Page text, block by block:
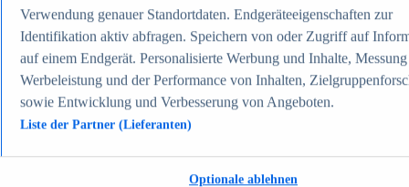
Themen
Weitere Themen
Elektromobilität in Deutschland - Daten & Fakten
Straßenverkehrsunfälle in Deutschland - Daten &
Fakten
Top Report
Verwendung genauer Standortdaten. Endgeräteeigenschaften zur
Identifikation aktiv abfragen. Speichern von oder Zugriff auf
auf einem Endgerät. Personalisierte Werbung und Inhalte,
Werbeleistung und der Performance von Inhalten,
sowie Entwicklung und Verbesserung von Angeboten.
Liste der Partner (Lieferanten)
Optionale ablehnen